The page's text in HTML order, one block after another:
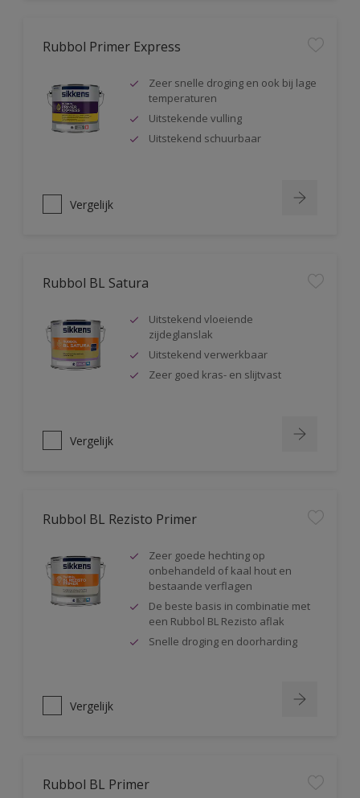
Rubbol Primer Express
Zeer snelle droging en ook bij lage
temperaturen
Uitstekende vulling
Uitstekend schuurbaar
Vergelijk
Rubbol BL Satura
Uitstekend vloeiende
zijdeglanslak
Uitstekend verwerkbaar
Zeer goed kras- en slijtvast
Vergelijk
Rubbol BL Rezisto Primer
Zeer goede hechting op
onbehandeld of kaal hout en
bestaande verflagen
De beste basis in combinatie met
een Rubbol BL Rezisto aflak
Snelle droging en doorharding
Vergelijk
Rubbol BL Primer